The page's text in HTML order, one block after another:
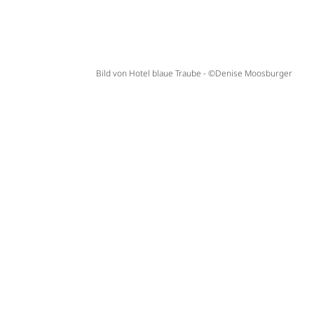
Bild von Hotel blaue Traube - ©Denise Moosburger